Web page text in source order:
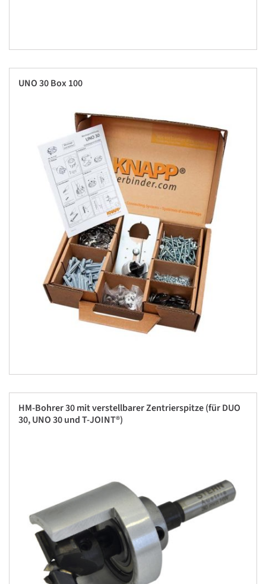
UNO 30 Box 100
HM-Bohrer 30 mit verstellbarer Zentrierspitze (für DUO
30, UNO 30 und T-JOINT®)